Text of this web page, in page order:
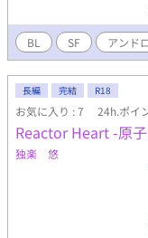
BL SF アンド
長編 完結 R18
お気に入り : 7 24h.ポイ
Reactor Heart -原
独楽 悠